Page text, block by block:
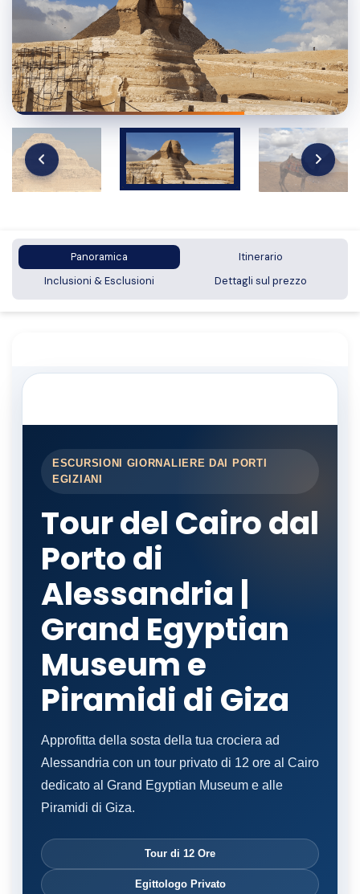
Panoramica
Itinerario
Inclusioni & Esclusioni
Dettagli sul prezzo
ESCURSIONI GIORNALIERE DAI PORTI
EGIZIANI
Tour del Cairo dal
Porto di
Alessandria |
Grand Egyptian
Museum e
Piramidi di Giza
Approfitta della sosta della tua crociera ad
Alessandria con un tour privato di 12 ore al Cairo
dedicato al Grand Egyptian Museum e alle
Piramidi di Giza.
Tour di 12 Ore
Egittologo Privato